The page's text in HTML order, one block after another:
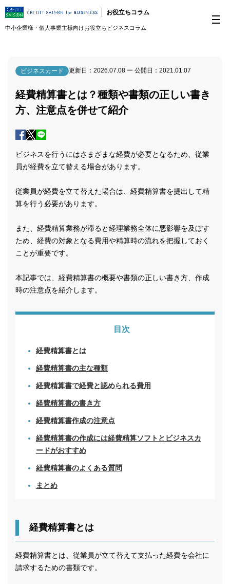
お役立ちコラム
中小企業様・個人事業主様向けお役立ちビジネスコラム
ビジネスカード 更新日： 2026.07.08 ー 公開日： 2021.01.07
経費精算書とは？種類や書類の正しい書き
方、注意点を併せて紹介
ビジネスを行うにはさまざまな経費が必要となるため、従業
員が経費を立て替える場合があります。
従業員が経費を立て替えた場合は、経費精算書を提出して精
算を行う必要があります。
また、経費精算業務が滞ると経理業務全体に悪影響を及ぼす
ため、経費の対象となる費用や精算時の流れを把握しておく
ことが重要です。
本記事では、経費精算書の概要や書類の正しい書き方、作成
時の注意点を紹介します。
目次
経費精算書とは
経費精算書の主な種類
経費精算書で経費と認められる費用
経費精算書の書き方
経費精算書作成の注意点
経費精算書の作成には経費精算ソフトとビジネスカ
ードがおすすめ
経費精算書のよくある質問
まとめ
経費精算書とは
経費精算書とは、従業員が立て替えて支払った経費を会社に
請求するための書類です。